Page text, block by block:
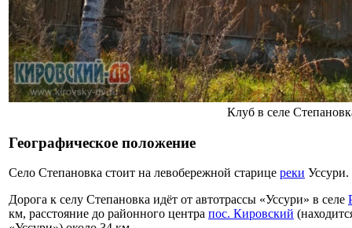
Клуб в селе
Географическое положение
Село Степановка стоит на левобережной старице реки Уссури.
Дорога к селу Степановка идёт от автотрассы «Уссури» в селе
км, расстояние до районного центра пос. Кировский